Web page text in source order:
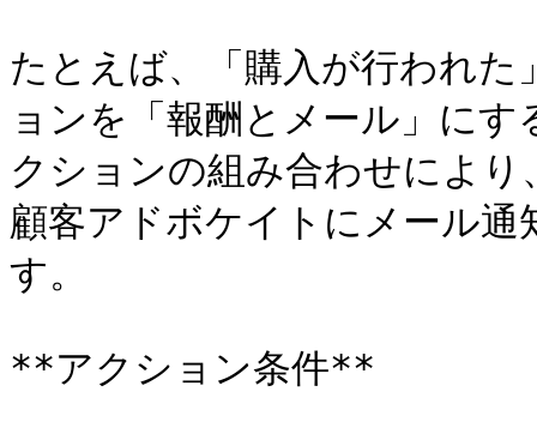
たとえば、「購入が行われ
ョンを「報酬とメール」に
クションの組み合わせによ
顧客アドボケイトにメール
す。
**アクション条件**